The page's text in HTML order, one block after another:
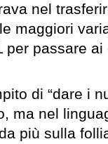
nel
maggiori
per passare
di “dare i
ma nel
più sulla